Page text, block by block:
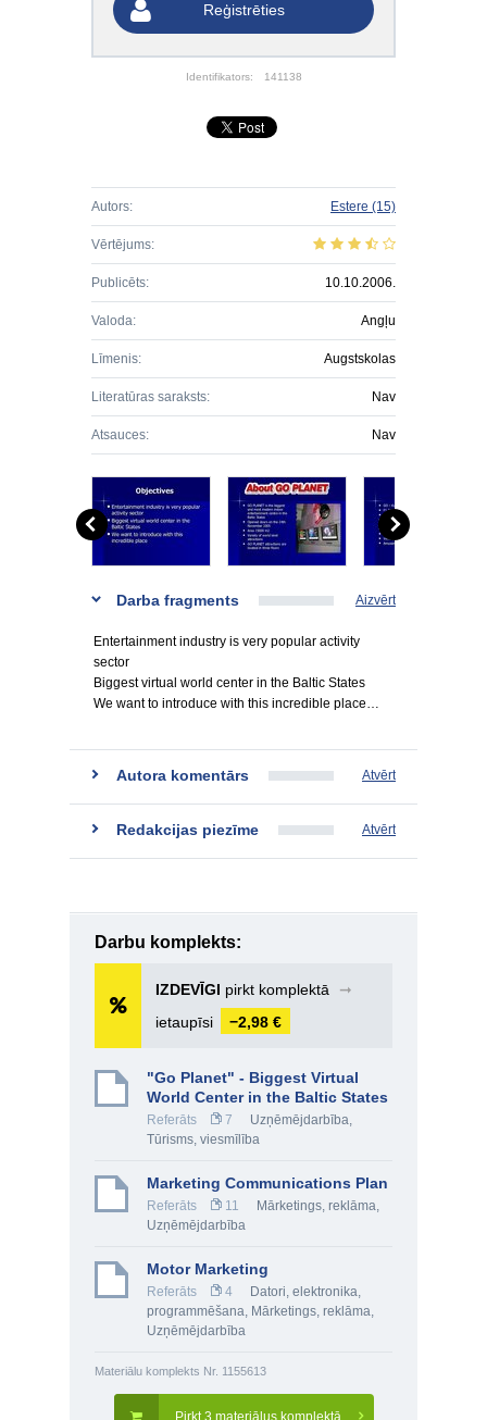
Reģistrēties
Identifikators: 141138
Autors: Estere (15)
Vērtējums:
Publicēts: 10.10.2006.
Valoda: Angļu
Līmenis: Augstskolas
Literatūras saraksts: Nav
Atsauces: Nav
Darba fragments Aizvērt
Entertainment industry is very popular activity
sector
Biggest virtual world center in the Baltic States
We want to introduce with this incredible place…
Autora komentārs Atvērt
Redakcijas piezīme Atvērt
Darbu komplekts:
IZDEVĪGI pirkt komplektā
➞
ietaupīsi
−2,98 €
"Go Planet" - Biggest Virtual
World Center in the Baltic States
Referāts 7 Uzņēmējdarbība,
Tūrisms, viesmīlība
Marketing Communications Plan
Referāts 11 Mārketings, reklāma,
Uzņēmējdarbība
Motor Marketing
Referāts 4
Datori, elektronika,
programmēšana, Mārketings, reklāma,
Uzņēmējdarbība
Materiālu komplekts Nr. 1155613
Pirkt 3 materiālus komplektā